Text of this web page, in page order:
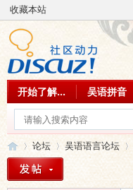
收藏本站
开始了解... 吴语拼音
论坛 吴语语言论坛